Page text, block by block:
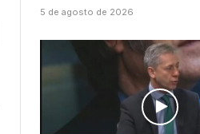
5 de agosto de 2026